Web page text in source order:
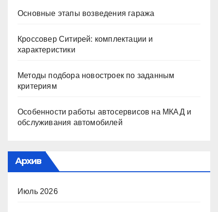
Основные этапы возведения гаража
Кроссовер Ситирей: комплектации и
характеристики
Методы подбора новостроек по заданным
критериям
Особенности работы автосервисов на МКАД и
обслуживания автомобилей
Архив
Июль 2026